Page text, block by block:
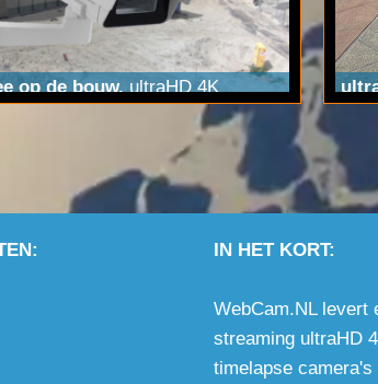
op de bouw.ultraHD 4K
voor op de bouwplaats met
IN HET KORT:
WebCam.NL levert
streaming ultraHD
timelapse camera's